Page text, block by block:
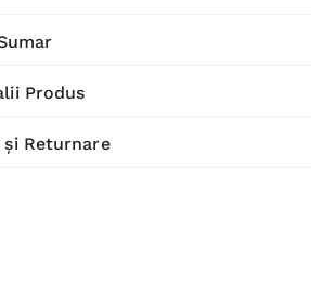
Produs
Returnare